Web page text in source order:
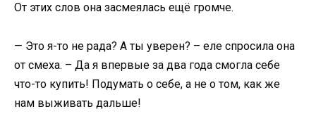
От этих слов она засмеялась ещё громче.
— Это я-то не рада? А ты уверен? – еле спросила она
от смеха. – Да я впервые за два года смогла себе
что-то купить! Подумать о себе, а не о том, как же
нам выживать дальше!